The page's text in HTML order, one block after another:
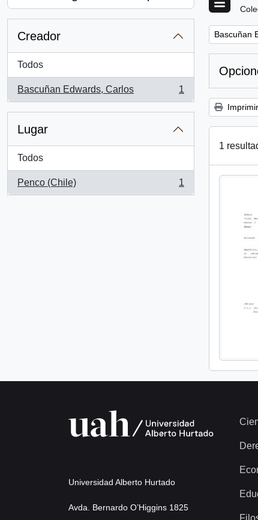
Creador
Todos
Bascuñan Edwards, Carlos
, 1 resultados
1
Lugar
Todos
Penco (Chile)
, 1 resultados
1
Remove
Bascuñan
1
Universidad Alberto Hurtado
Avda. Bernardo O’Higgins 1825